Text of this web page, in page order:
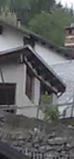
disegno